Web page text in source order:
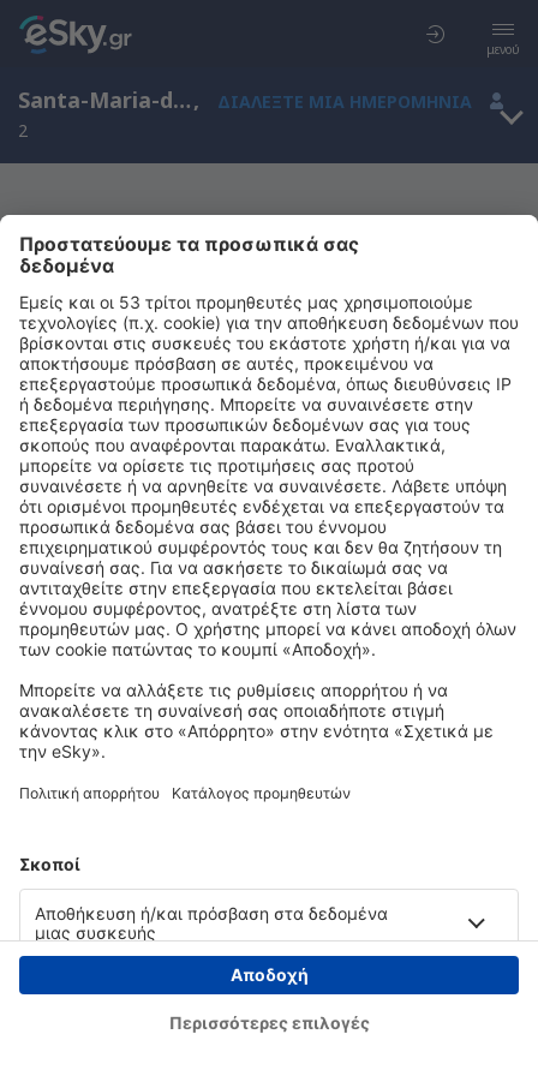
μενού
Santa-Maria-di-Lota, Κορσική, Γαλλία,
ΔΙΑΛΈΞΤΕ ΜΙΑ ΗΜΕΡΟΜΗΝΊΑ
2
Μας συγχωρείτε, δεν υπάρχουν
αποτελέσματα για την αναζήτησή σας
Προσπαθήστε να κάνετε αναζήτηση με διαφορετικά κριτήρια
Copyright © eSky.gr. Με την επιφύλαξη παντός νομίμου δικαιώματος.